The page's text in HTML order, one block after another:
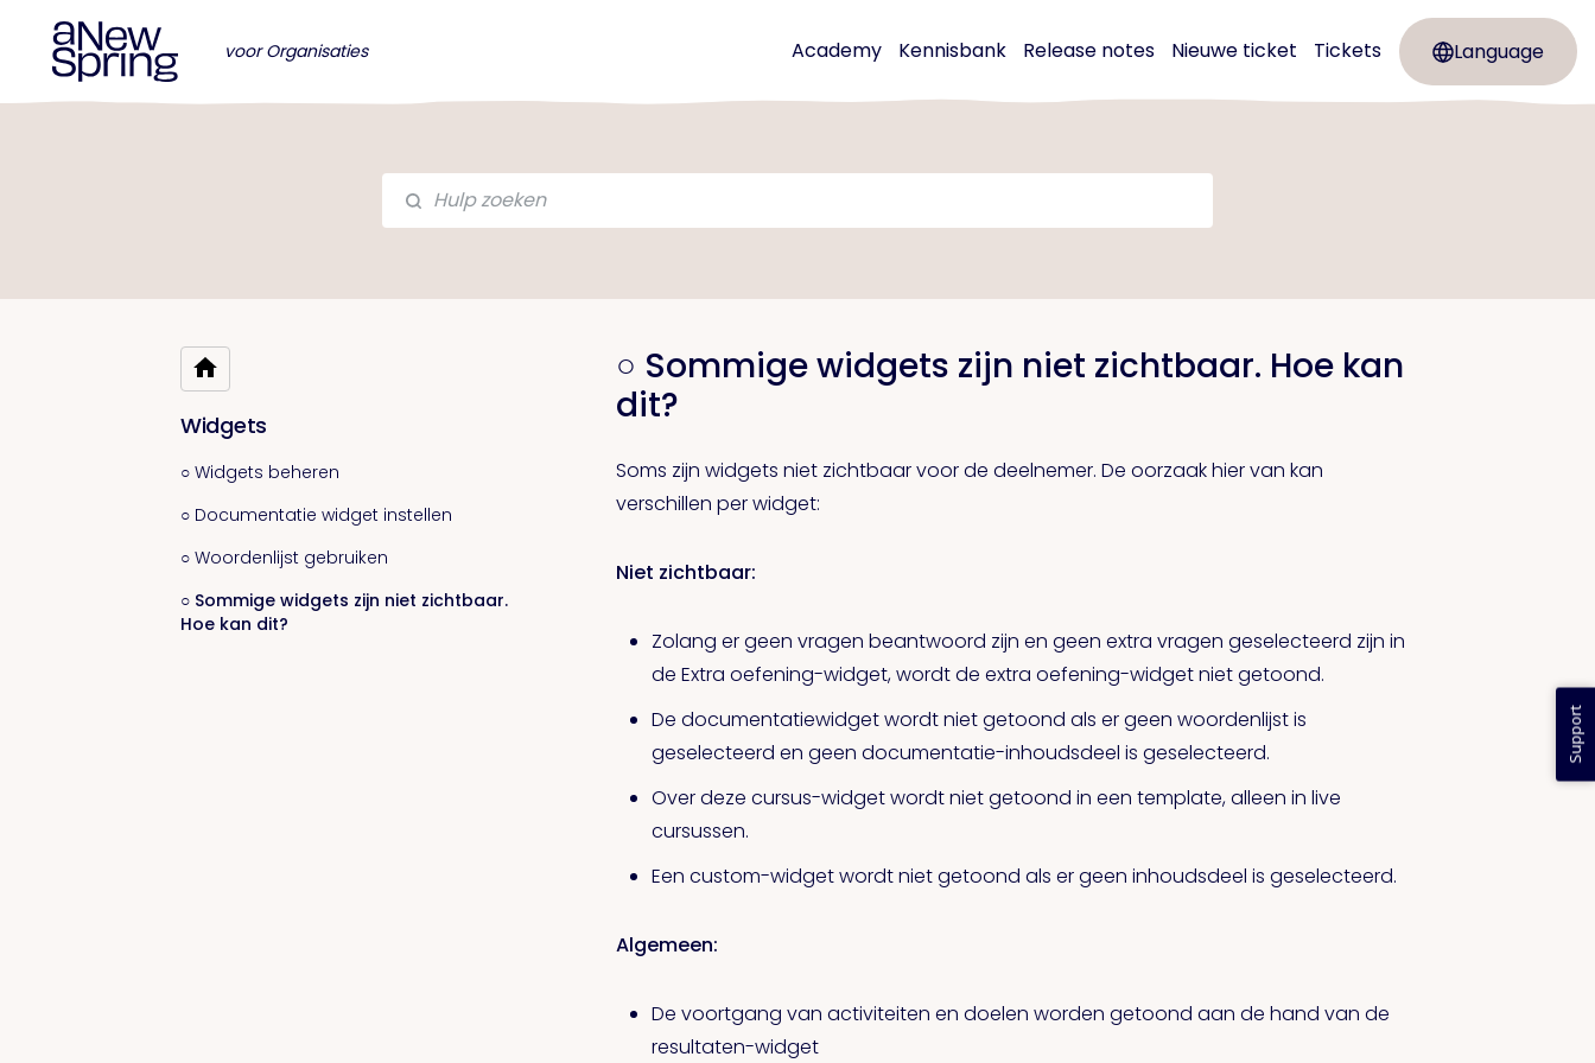
voor Organisaties Academy Kennisbank Release notes Nieuwe ticket Tickets Language
○ Sommige widgets zijn niet zichtbaar. Hoe kan
dit?
Soms zijn widgets niet zichtbaar voor de deelnemer. De oorzaak hier van kan
verschillen per widget:
Niet zichtbaar:
Zolang er geen vragen beantwoord zijn en geen extra vragen geselecteerd zijn in
de Extra oefening-widget, wordt de extra oefening-widget niet getoond.
De documentatiewidget wordt niet getoond als er geen woordenlijst is
geselecteerd en geen documentatie-inhoudsdeel is geselecteerd.
Over deze cursus-widget wordt niet getoond in een template, alleen in live
cursussen.
Een custom-widget wordt niet getoond als er geen inhoudsdeel is geselecteerd.
Algemeen:
De voortgang van activiteiten en doelen worden getoond aan de hand van de
resultaten-widget
Widgets
○ Widgets beheren
○ Documentatie widget instellen
○ Woordenlijst gebruiken
○ Sommige widgets zijn niet zichtbaar.
Hoe kan dit?
Support